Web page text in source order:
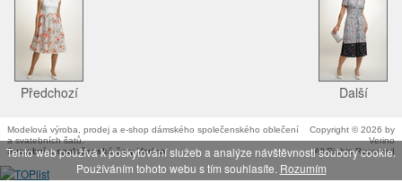
Tento web používá k poskytování služeb a analýze návštěvnosti soubory cookie.
Používáním tohoto webu s tím souhlasíte. Rozumím
Další
Předchozí
Copyright © 2026 by
Verino
All Rights Reserved
Modelová výroba, prodej a e-shop dámského společenského oblečení
a svatebních šatů.
Svatební a společenské šaty Verino